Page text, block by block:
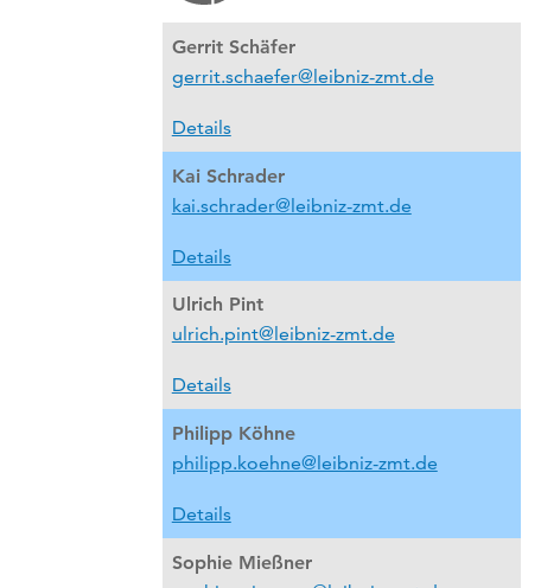
Gerrit Schäfer
gerrit.schaefer@leibniz-zmt.de
Details
Kai Schrader
kai.schrader@leibniz-zmt.de
Details
Ulrich Pint
ulrich.pint@leibniz-zmt.de
Details
Philipp Köhne
philipp.koehne@leibniz-zmt.de
Details
Sophie Mießner